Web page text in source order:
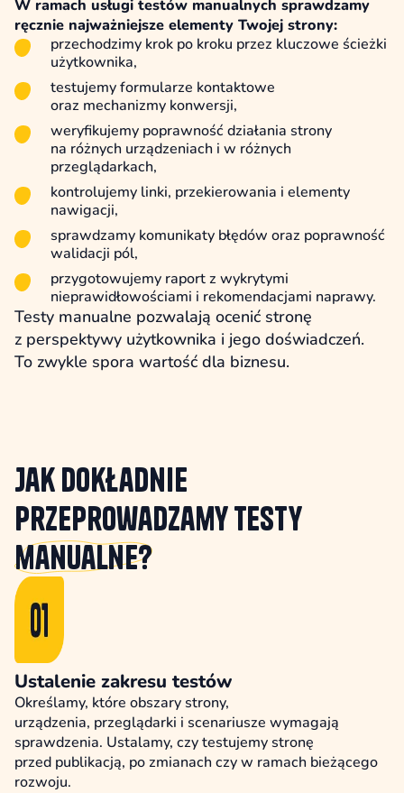
W ramach usługi testów manualnych sprawdzamy
ręcznie najważniejsze elementy Twojej strony:
przechodzimy krok po kroku przez kluczowe ścieżki
użytkownika,
testujemy formularze kontaktowe
oraz mechanizmy konwersji,
weryfikujemy poprawność działania strony
na różnych urządzeniach i w różnych
przeglądarkach,
kontrolujemy linki, przekierowania i elementy
nawigacji,
sprawdzamy komunikaty błędów oraz poprawność
walidacji pól,
przygotowujemy raport z wykrytymi
nieprawidłowościami i rekomendacjami naprawy.
Testy manualne pozwalają ocenić stronę
z perspektywy użytkownika i jego doświadczeń.
To zwykle spora wartość dla biznesu.
Jak dokładnie
przeprowadzamy testy
manualne?
Ustalenie zakresu testów
Określamy, które obszary strony,
urządzenia, przeglądarki i scenariusze wymagają
sprawdzenia. Ustalamy, czy testujemy stronę
przed publikacją, po zmianach czy w ramach bieżącego
rozwoju.